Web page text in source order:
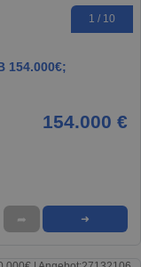
1 / 10
154.000€;
154.000 €
➦ ➜